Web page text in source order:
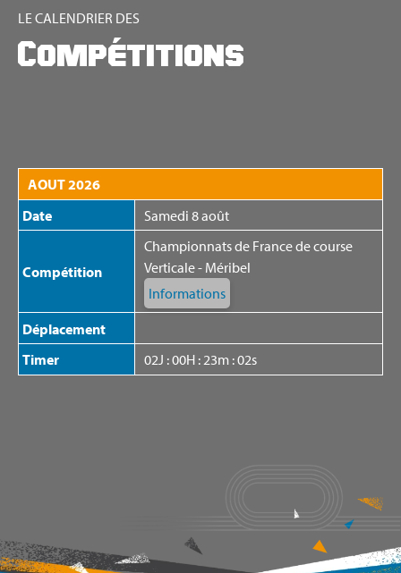
LE CALENDRIER DES
Compétitions
AOUT 2026
Samedi 8 août
Championnats de France de course
Verticale - Méribel
Informations
02J :00H :23m :02s